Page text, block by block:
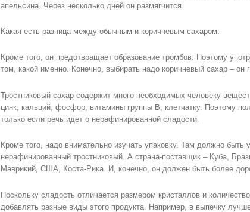
апельсина. Через несколько дней он размягчится.
Какая есть разница между обычным и коричневым сахаром:
Кроме того, он предотвращает образование тромбов. Поэтому
том, какой именно. Конечно, выбирать надо коричневый сахар – он
Тростниковый сахар содержит много необходимых человеку
цинк, кальций, фосфор, витамины группы В, клетчатку. Поэтому
только если речь идет о нерафинированной сладости.
Кроме того, надо внимательно изучать упаковку. Там должно быть
нерафинированный тростниковый. А страна-поставщик – Куба,
Маврикий, США, Коста-Рика. И, конечно, он должен быть более
Поскольку сладость отличается размером кристаллов и
добавлять разные виды этого продукта. Например, в выпечку